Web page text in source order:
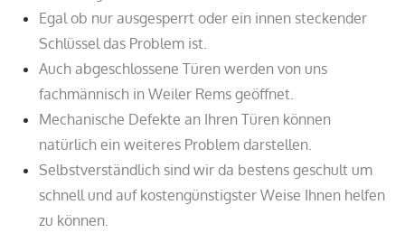
Egal ob nur ausgesperrt oder ein innen steckender
Schlüssel das Problem ist.
Auch abgeschlossene Türen werden von uns
fachmännisch in Weiler Rems geöffnet.
Mechanische Defekte an Ihren Türen können
natürlich ein weiteres Problem darstellen.
Selbstverständlich sind wir da bestens geschult um
schnell und auf kostengünstigster Weise Ihnen helfen
zu können.